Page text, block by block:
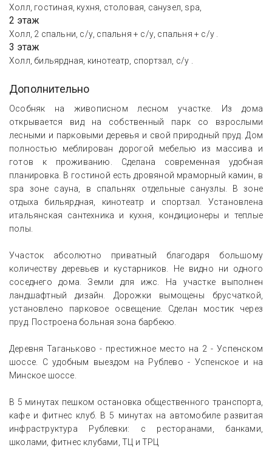
Холл, гостиная, кухня, столовая, санузел, spa,
2 этаж
Холл, 2 спальни, с/у, спальня + с/у, спальня + с/у .
3 этаж
Холл, бильярдная, кинотеатр, спортзал, с/у .
Дополнительно
Особняк на живописном лесном участке. Из дома
открывается вид на собственный парк со взрослыми
лесными и парковыми деревья и свой природный пруд. Дом
полностью меблирован дорогой мебелью из массива и
готов к проживанию. Сделана современная удобная
планировка. В гостиной есть дровяной мраморный камин, в
spa зоне сауна, в спальнях отдельные санузлы. В зоне
отдыха бильярдная, кинотеатр и спортзал. Установлена
итальянская сантехника и кухня, кондиционеры и теплые
полы.
Участок абсолютно приватный благодаря большому
количеству деревьев и кустарников. Не видно ни одного
соседнего дома. Земли для ижс. На участке выполнен
ландшафтный дизайн. Дорожки вымощены брусчаткой,
установлено парковое освещение. Сделан мостик через
пруд. Построена больная зона барбекю.
Деревня Таганьково - престижное место на 2 - Успенском
шоссе. С удобным выездом на Рублево - Успенское и на
Минское шоссе.
В 5 минутах пешком остановка общественного транспорта,
кафе и фитнес клуб. В 5 минутах на автомобиле развитая
инфраструктура Рублевки: с ресторанами, банками,
школами, фитнес клубами, ТЦ и ТРЦ